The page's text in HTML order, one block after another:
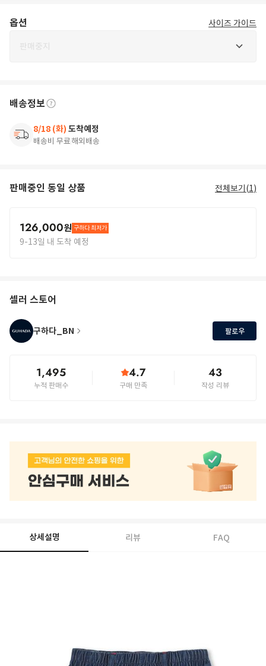
옵션 사이즈 가이드
판매중지
배송정보
8/18 (화) 도착예정
배송비 무료해외배송
판매중인 동일 상품 전체보기(1)
126,000원 구하다 최저가
9-13일 내 도착 예정
셀러 스토어
구하다_BN 팔로우
1,495
누적 판매수
4.7
구매 만족
43
작성 리뷰
상세설명 리뷰 FAQ